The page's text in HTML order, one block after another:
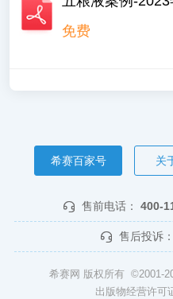
免费
希赛百家号 关
售前电话： 400-
售后投诉：
希赛网 版权所有 ©2001-
出版物经营许可